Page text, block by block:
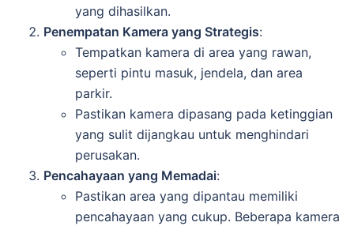
yang dihasilkan.
Penempatan Kamera yang Strategis:
Tempatkan kamera di area yang rawan,
seperti pintu masuk, jendela, dan area
parkir.
Pastikan kamera dipasang pada ketinggian
yang sulit dijangkau untuk menghindari
perusakan.
Pencahayaan yang Memadai:
Pastikan area yang dipantau memiliki
pencahayaan yang cukup. Beberapa kamera